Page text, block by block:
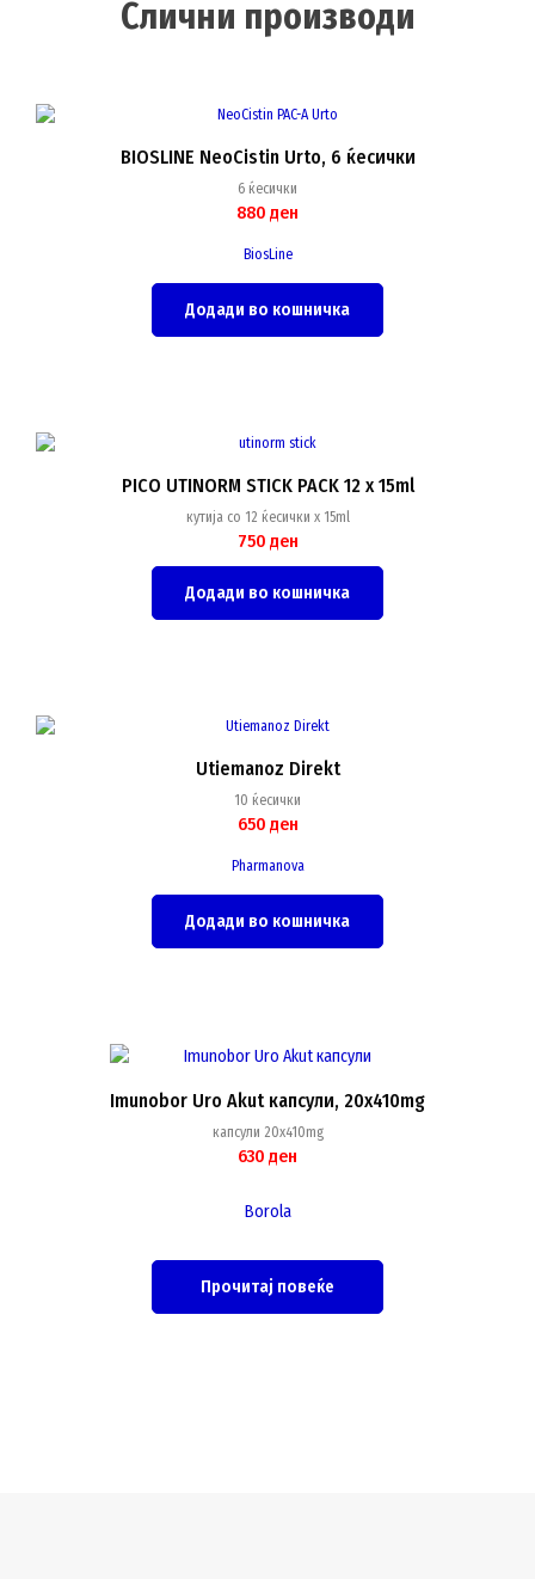
Слични производи
BIOSLINE NeoCistin Urto, 6 ќесички
6 ќесички
880 ден
BiosLine
Додади во кошничка
PICO UTINORM STICK PACK 12 x 15ml
кутија со 12 ќесички x 15ml
750 ден
Додади во кошничка
Utiemanoz Direkt
10 ќесички
650 ден
Pharmanova
Додади во кошничка
Imunobor Uro Akut капсули, 20x410mg
капсули 20x410mg
630 ден
Borola
Прочитај повеќе